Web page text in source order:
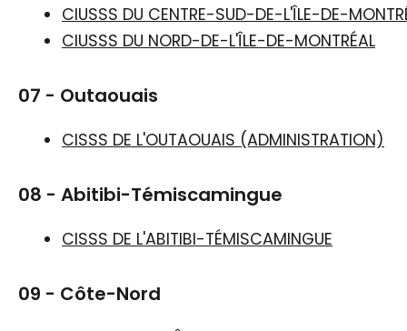
CIUSSS DU CENTRE-SUD-DE-L'ÎLE-DE-
CIUSSS DU NORD-DE-L'ÎLE-DE-MONTRÉAL
07 - Outaouais
CISSS DE L'OUTAOUAIS (ADMINISTRATION)
08 - Abitibi-Témiscamingue
CISSS DE L'ABITIBI-TÉMISCAMINGUE
09 - Côte-Nord